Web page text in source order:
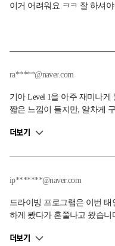
이거 어려워요 ㅋㅋ 잘 하셔
ra*****@naver.com
기아 Level 1을 아주 재미나
짧은 느낌이 들지만, 알차게 구성되어 있네요
무전이 조금씩 끊겨서 명확한
르지만... 그로 인해 전달주시
더보기
ip*******@naver.com
드라이빙 프로그램은 이번
하게 봤다가 혼쭐나고 왔습니다. 권봄이 인스트럭터님 덕분에
V6 체험을 할 수 있었던 것도 매우 좋았습니
더보기